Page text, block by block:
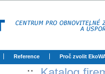
Reference Proč zvolit